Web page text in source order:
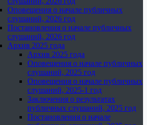
Оповещения о начале публичных
слушаний, 2026 год
Постановления о начале публичных
слушаний, 2026 год
Архив 2025 года
Архив 2025 года
Оповещения о начале публичных
слушаний, 2025 год
Оповещения о начале публичных
слушаний, 2025-1 год
Заключения о результатах
публичных слушаний, 2025 год
Постановления о начале